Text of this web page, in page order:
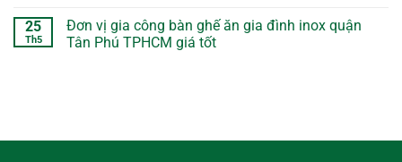
25
Th5
Đơn vị gia công bàn ghế ăn gia đình inox quận
Tân Phú TPHCM giá tốt